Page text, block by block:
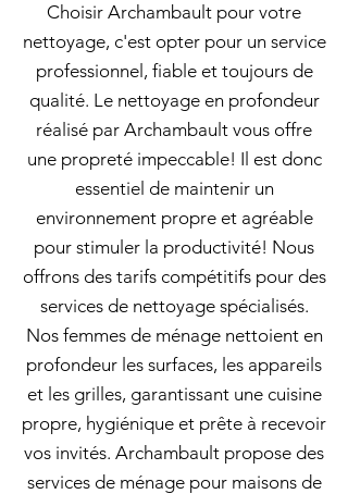
Choisir Archambault pour votre
nettoyage, c'est opter pour un service
professionnel, fiable et toujours de
qualité. Le nettoyage en profondeur
réalisé par Archambault vous offre
une propreté impeccable! Il est donc
essentiel de maintenir un
environnement propre et agréable
pour stimuler la productivité! Nous
offrons des tarifs compétitifs pour des
services de nettoyage spécialisés.
Nos femmes de ménage nettoient en
profondeur les surfaces, les appareils
et les grilles, garantissant une cuisine
propre, hygiénique et prête à recevoir
vos invités. Archambault propose des
services de ménage pour maisons de